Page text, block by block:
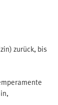
zurück, bis